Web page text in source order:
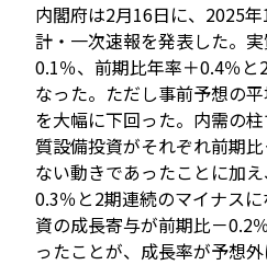
内閣府は2月16日に、2025
計・一次速報を発表した。
0.1％、前期比年率＋0.4％と
なった。ただし事前予想の
を大幅に下回った。内需の
質設備投資がそれぞれ前期
ない動きであったことに加
0.3％と2期連続のマイナス
資の成長寄与が前期比－0.2
ったことが、成長率が予想